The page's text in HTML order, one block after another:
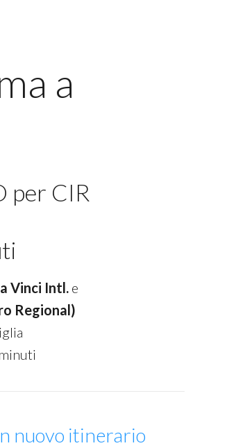
a
per CIR
Vinci Intl.e
Regional)
nuovo itinerario